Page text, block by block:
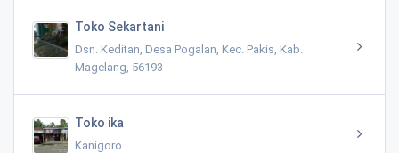
Toko Sekartani
Dsn. Keditan, Desa Pogalan, Kec. Pakis, Kab.
Magelang, 56193
Toko ika
Kanigoro